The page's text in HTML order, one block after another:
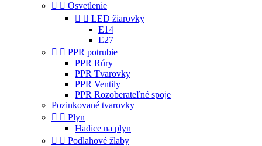
  Osvetlenie
  LED žiarovky
E14
E27
  PPR potrubie
PPR Rúry
PPR Tvarovky
PPR Ventily
PPR Rozoberateľné spoje
Pozinkované tvarovky
  Plyn
Hadice na plyn
  Podlahové žlaby